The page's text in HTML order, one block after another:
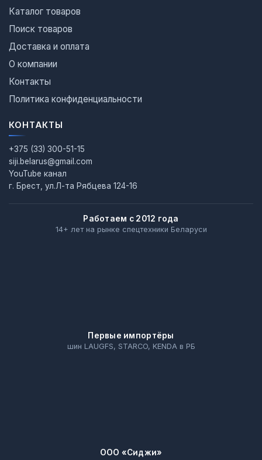
Каталог товаров
Поиск товаров
Доставка и оплата
О компании
Контакты
Политика конфиденциальности
КОНТАКТЫ
+375 (33) 300-51-15
siji.belarus@gmail.com
YouTube канал
г. Брест, ул.Л-та Рябцева 124-16
Работаем с 2012 года
14+ лет на рынке спецтехники Беларуси
Первые импортёры
шин LAUGFS, STARCO, KENDA в РБ
ООО «Сиджи»